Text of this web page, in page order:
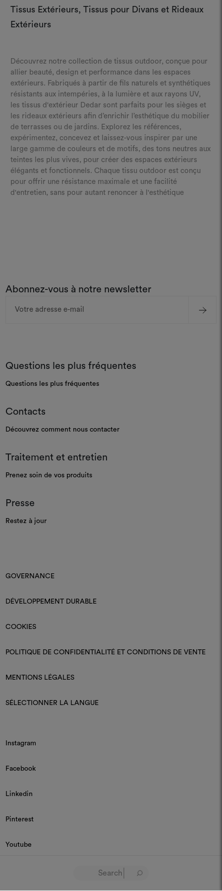
Tissus Extérieurs, Tissus pour Divans et Rideaux
Extérieurs
Découvrez notre collection de tissus outdoor, conçue pour
allier beauté, design et performance dans les espaces
extérieurs. Fabriqués à partir de fils naturels et synthétiques
résistants aux intempéries, à la lumière et aux rayons UV,
les tissus d'extérieur Dedar sont parfaits pour les sièges et
les rideaux extérieurs afin d’enrichir l’esthétique du mobilier
de terrasses ou de jardins. Explorez les références,
expérimentez, concevez et laissez-vous inspirer par une
large gamme de couleurs et de motifs, des tons neutres aux
teintes les plus vives, pour créer des espaces extérieurs
élégants et fonctionnels. Chaque tissu outdoor est conçu
pour offrir une résistance maximale et une facilité
d'entretien, sans pour autant renoncer à l'esthétique
Abonnez-vous à notre newsletter
Questions les plus fréquentes
Questions les plus fréquentes
Contacts
Découvrez comment nous contacter
Traitement et entretien
Prenez soin de vos produits
Presse
Restez à jour
GOVERNANCE
DÉVELOPPEMENT DURABLE
COOKIES
POLITIQUE DE CONFIDENTIALITÉ ET CONDITIONS DE VENTE
MENTIONS LÉGALES
SÉLECTIONNER LA LANGUE
Instagram
Facebook
Linkedin
Pinterest
Youtube
© 2026 Dedar P.IVA 03187590157